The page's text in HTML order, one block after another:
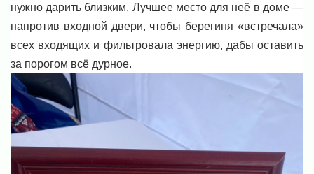
нужно дарить близким. Лучшее место для неё в доме —
напротив входной двери, чтобы берегиня «встречала»
всех входящих и фильтровала энергию, дабы оставить
за порогом всё дурное.